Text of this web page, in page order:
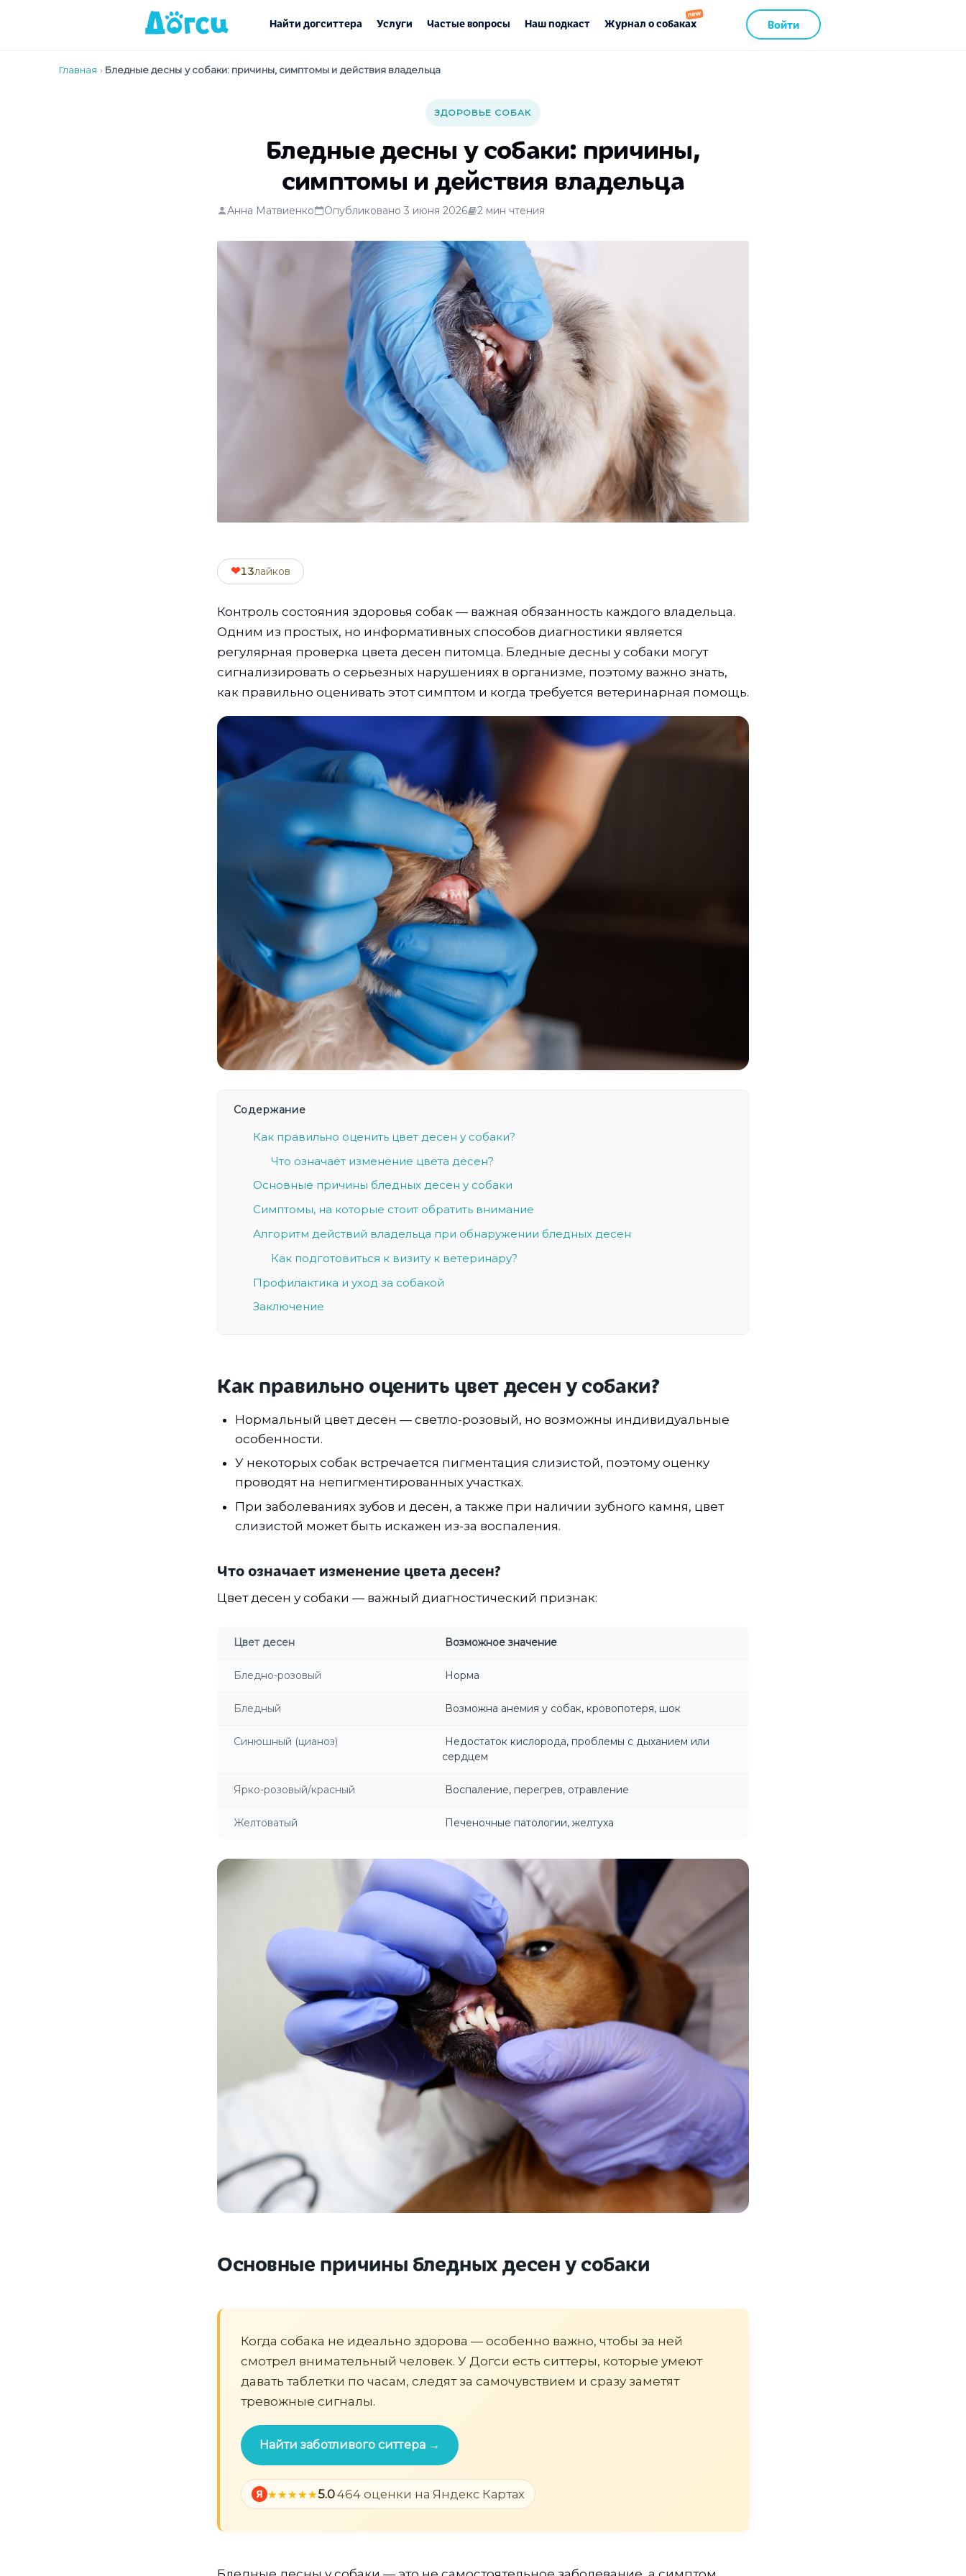
Найти догситтера Услуги Частые вопросы Наш подкаст Журнал о собаках Войти
Главная › Бледные десны у собаки: причины, симптомы и действия владельца
ЗДОРОВЬЕ СОБАК
Бледные десны у собаки: причины,
симптомы и действия владельца
Анна Матвиенко Опубликовано 3 июня 2026 2 мин чтения
❤13лайков
Контроль состояния здоровья собак — важная обязанность каждого владельца.
Одним из простых, но информативных способов диагностики является
регулярная проверка цвета десен питомца. Бледные десны у собаки могут
сигнализировать о серьезных нарушениях в организме, поэтому важно знать,
как правильно оценивать этот симптом и когда требуется ветеринарная помощь.
Содержание
Как правильно оценить цвет десен у собаки?
Что означает изменение цвета десен?
Основные причины бледных десен у собаки
Симптомы, на которые стоит обратить внимание
Алгоритм действий владельца при обнаружении бледных десен
Как подготовиться к визиту к ветеринару?
Профилактика и уход за собакой
Заключение
Как правильно оценить цвет десен у собаки?
Нормальный цвет десен — светло-розовый, но возможны индивидуальные
особенности.
У некоторых собак встречается пигментация слизистой, поэтому оценку
проводят на непигментированных участках.
При заболеваниях зубов и десен, а также при наличии зубного камня, цвет
слизистой может быть искажен из-за воспаления.
Что означает изменение цвета десен?
Цвет десен у собаки — важный диагностический признак:
Цвет десен Возможное значение
Бледно-розовый Норма
Бледный Возможна анемия у собак, кровопотеря, шок
Синюшный (цианоз)
Недостаток кислорода, проблемы с дыханием или
сердцем
Ярко-розовый/красный Воспаление, перегрев, отравление
Желтоватый Печеночные патологии, желтуха
Основные причины бледных десен у собаки
Когда собака не идеально здорова — особенно важно, чтобы за ней
смотрел внимательный человек. У Догси есть ситтеры, которые умеют
давать таблетки по часам, следят за самочувствием и сразу заметят
тревожные сигналы.
Найти заботливого ситтера →
Я 5.0·464 оценки на Яндекс Картах